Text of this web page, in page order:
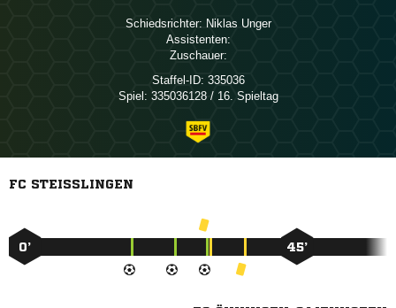
Schiedsrichter:  
Assistenten:
Zuschauer:
Staffel-ID: 335036
Spiel: 335036128 / 16. Spieltag
FC STEISSLINGEN
0’ 45’